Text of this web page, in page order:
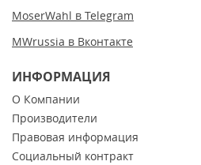
MoserWahl в Telegram
MWrussia в Вконтакте
ИНФОРМАЦИЯ
О Компании
Производители
Правовая информация
Социальный контракт